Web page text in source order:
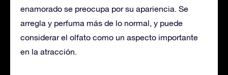
enamorado se preocupa por su apariencia. Se
arregla y perfuma más de lo normal, y puede
considerar el olfato como un aspecto importante
en la atracción.